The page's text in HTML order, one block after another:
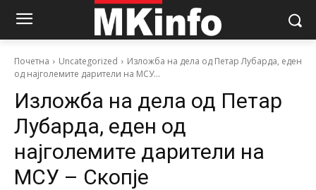
Почетна Uncategorized
Изложба на дела од Петар Лубарда, еден
од најголемите дарители на МСУ...
Изложба на дела од Петар
Лубарда, еден од
најголемите дарители на
МСУ – Скопје